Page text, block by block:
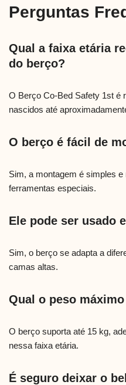
Perguntas
Qual a faixa etária
do berço?
O Berço Co-Bed Safety 1st é
nascidos até
O berço é fácil de
Sim, a montagem é simples
ferramentas especiais.
Ele pode ser usado
Sim, o berço se adapta a
camas altas.
Qual o peso
O berço suporta até 15 kg,
nessa faixa etária.
É seguro deixar o